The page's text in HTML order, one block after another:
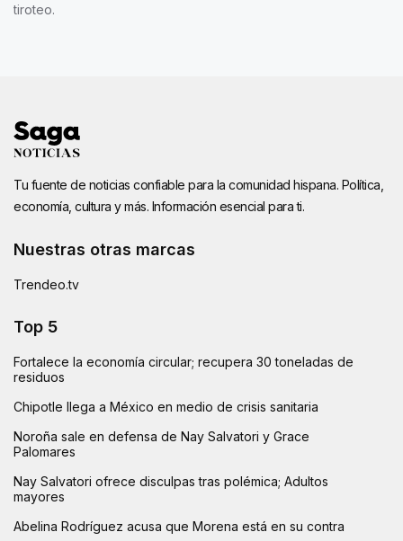
tiroteo.
Tu fuente de noticias confiable para la comunidad hispana. Política,
economía, cultura y más. Información esencial para ti.
Nuestras otras marcas
Trendeo.tv
Top 5
Fortalece la economía circular; recupera 30 toneladas de
residuos
Chipotle llega a México en medio de crisis sanitaria
Noroña sale en defensa de Nay Salvatori y Grace
Palomares
Nay Salvatori ofrece disculpas tras polémica; Adultos
mayores
Abelina Rodríguez acusa que Morena está en su contra